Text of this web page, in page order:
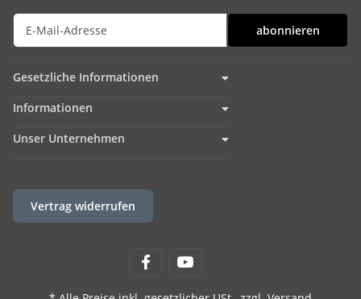
abonnieren
Gesetzliche Informationen
Informationen
Unser Unternehmen
Vertrag widerrufen